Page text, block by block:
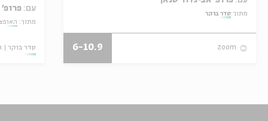
מתוך:סדר בוקר
zoom
6-10.9
עם: פרופ'
מתוך:
סדר בוקר